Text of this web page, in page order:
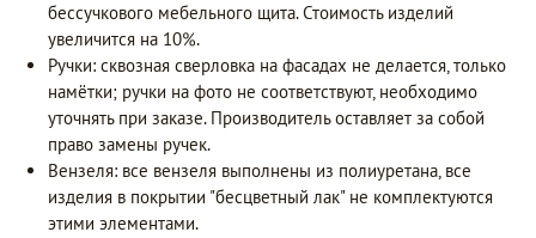
бессучкового мебельного щита. Стоимость изделий
увеличится на 10%.
Ручки: сквозная сверловка на фасадах не делается, только
намётки; ручки на фото не соответствуют, необходимо
уточнять при заказе. Производитель оставляет за собой
право замены ручек.
Вензеля: все вензеля выполнены из полиуретана, все
изделия в покрытии "бесцветный лак" не комплектуются
этими элементами.